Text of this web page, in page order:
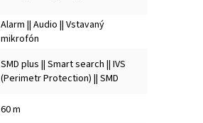
Alarm || Audio || Vstavaný
mikrofón
SMD plus || Smart search || IVS
(Perimetr Protection) || SMD
60 m